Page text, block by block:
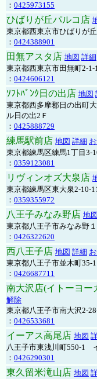
： 0425973155
ひばりが丘パルコ店
東京都西東京市ひばりが
： 0424388901
田無アスタ店 地図 詳細
東京都西東京市田無町2-
： 0424606121
ｿﾌﾄﾊﾞﾝｸ日の出店 地図
東京都西多摩郡日の出町
ル日の出2Ｆ
： 0425888729
練馬駅前店 地図 詳細
東京都練馬区練馬1丁目3-
： 0359123081
リヴィンオズ大泉店
東京都練馬区東大泉2-
： 0359355972
八王子みなみ野店 地図
東京都八王子市みなみ野
： 0426322620
西八王子店 地図 詳細
東京都八王子市並木町35-1
： 0426687711
南大沢店(イトーヨー
解除
東京都八王子市南大沢2-
： 0426533681
イーアス高尾店 地図
八王子市東浅川町550-1
： 0426290301
東久留米滝山店 地図